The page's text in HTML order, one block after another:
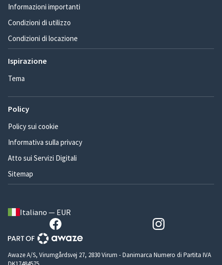
Informazioni importanti
Condizioni di utilizzo
Condizioni di locazione
Ispirazione
Tema
Policy
Policy sui cookie
Informativa sulla privacy
Atto sui Servizi Digitali
Sitemap
Italiano — EUR
Awaze A/S, Virumgårdsvej 27, 2830 Virum - Danimarca Numero di Partita IVA